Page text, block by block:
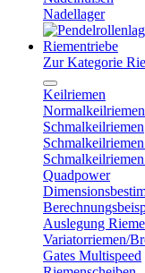
Nadellager
Riementriebe
Zur Kategorie
Keilriemen
Schmalkeilriemen
Quadpower
Auslegung
Variatorriemen/
Gates Multispeed